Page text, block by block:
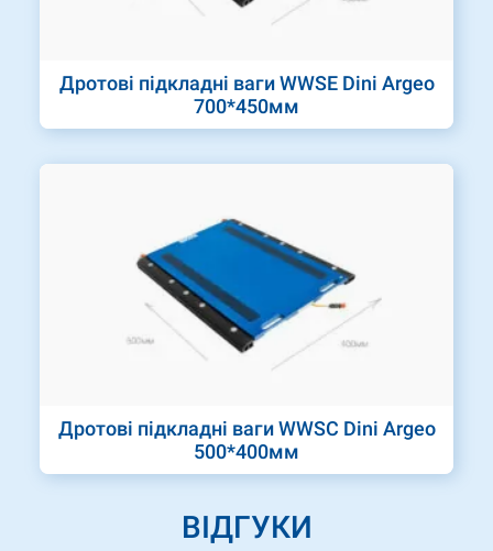
Дротові підкладні ваги WWSЕ Dini Argeo
700*450мм
Дротові підкладні ваги WWSС Dini Argeo
500*400мм
ВІДГУКИ